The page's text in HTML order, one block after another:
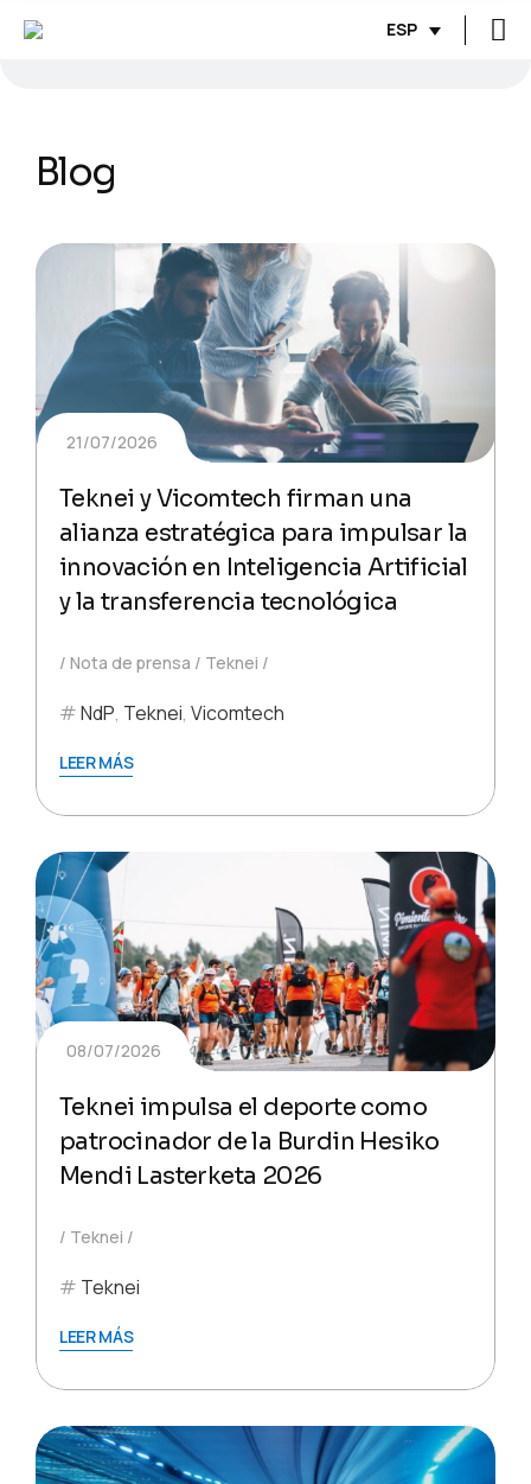
ESP
Blog
21/07/2026
Teknei y Vicomtech firman una
alianza estratégica para impulsar la
innovación en Inteligencia Artificial
y la transferencia tecnológica
Nota de prensa Teknei
NdP, Teknei, Vicomtech
LEER MÁS
08/07/2026
Teknei impulsa el deporte como
patrocinador de la Burdin Hesiko
Mendi Lasterketa 2026
Teknei
Teknei
LEER MÁS